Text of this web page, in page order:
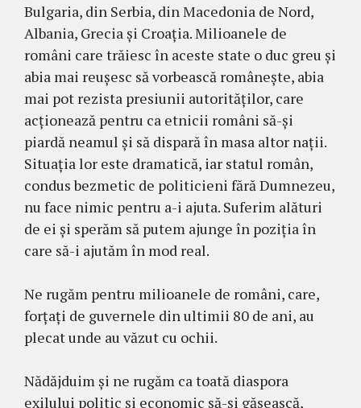
Bulgaria, din Serbia, din Macedonia de Nord,
Albania, Grecia și Croația. Milioanele de
români care trăiesc în aceste state o duc greu și
abia mai reușesc să vorbească românește, abia
mai pot rezista presiunii autorităților, care
acționează pentru ca etnicii români să-și
piardă neamul și să dispară în masa altor nații.
Situația lor este dramatică, iar statul român,
condus bezmetic de politicieni fără Dumnezeu,
nu face nimic pentru a-i ajuta. Suferim alături
de ei și sperăm să putem ajunge în poziția în
care să-i ajutăm în mod real.
Ne rugăm pentru milioanele de români, care,
forțați de guvernele din ultimii 80 de ani, au
plecat unde au văzut cu ochii.
Nădăjduim și ne rugăm ca toată diaspora
exilului politic și economic să-și găsească,